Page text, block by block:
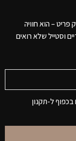
– הוא חוויה
וסטייל שלא רואים
ל-תקנון